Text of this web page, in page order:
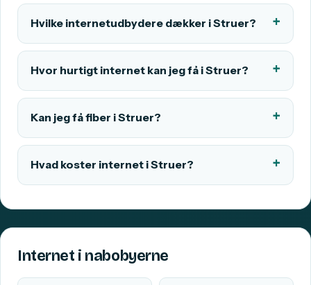
Hvilke internetudbydere dækker i Struer?
Hvor hurtigt internet kan jeg få i Struer?
Kan jeg få fiber i Struer?
Hvad koster internet i Struer?
Internet i nabobyerne